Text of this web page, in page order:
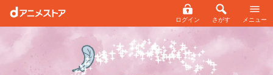
ログイン さがす メニュー